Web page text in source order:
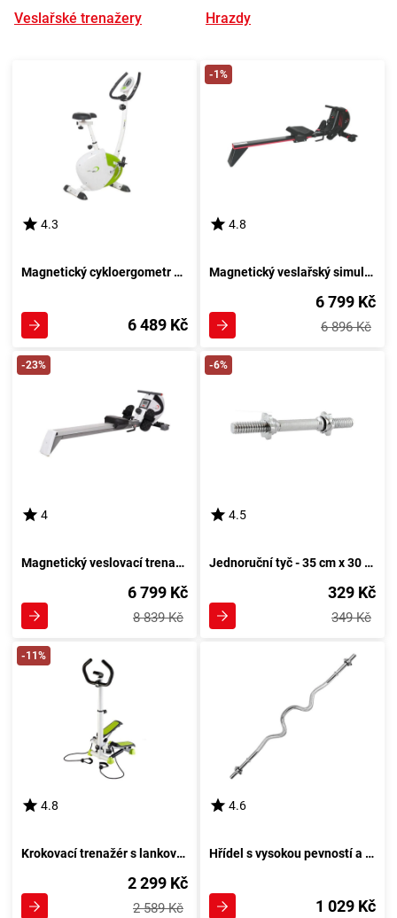
Veslařské trenažery Hrazdy
4.3
Magnetický cykloergometr HMS Model 9239 Magneto
6 489 Kč
-1%
4.8
Magnetický veslařský simulátor ZM1502
6 799 Kč
6 896 Kč
-23%
4
Magnetický veslovací trenažér HMS ZM1801 - Výkonný veslařský simulátor
6 799 Kč
8 839 Kč
-6%
4.5
Jednoruční tyč - 35 cm x 30 mm
329 Kč
349 Kč
-11%
4.8
Krokovací trenažér s lankovým mechanismem S 8004
2 299 Kč
2 589 Kč
4.6
Hřídel s vysokou pevností a závitem - 120x30mm
1 029 Kč